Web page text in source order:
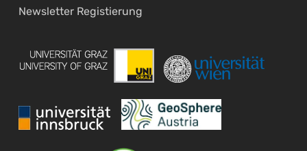
Newsletter Registierung